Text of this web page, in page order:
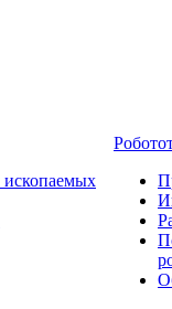
ископаемых